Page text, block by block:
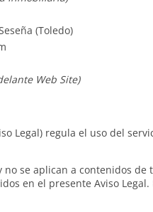
(Toledo)
Web Site)
Legal) regula el uso del
no se aplican a contenidos
en el presente Aviso